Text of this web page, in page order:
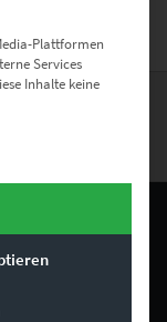
Plattformen
Services
Inhalte keine